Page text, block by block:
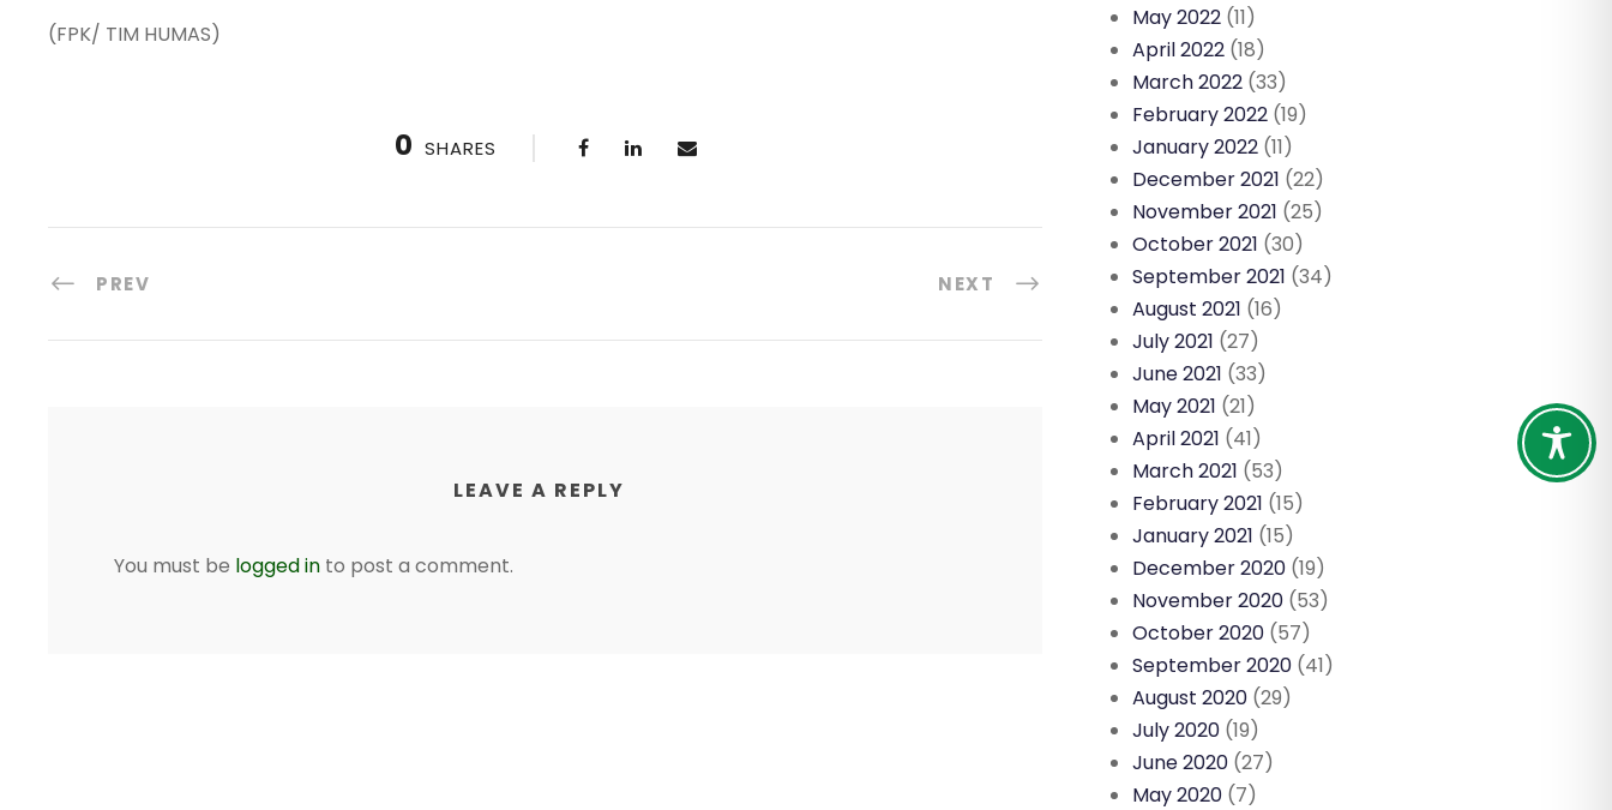
(FPK/ TIM HUMAS)
0 SHARES
PREV NEXT
LEAVE A REPLY
You must be logged in to post a comment.
May 2022 (11)
April 2022 (18)
March 2022 (33)
February 2022 (19)
January 2022 (11)
December 2021 (22)
November 2021 (25)
October 2021 (30)
September 2021 (34)
August 2021 (16)
July 2021 (27)
June 2021 (33)
May 2021 (21)
April 2021 (41)
March 2021 (53)
February 2021 (15)
January 2021 (15)
December 2020 (19)
November 2020 (53)
October 2020 (57)
September 2020 (41)
August 2020 (29)
July 2020 (19)
June 2020 (27)
May 2020 (7)